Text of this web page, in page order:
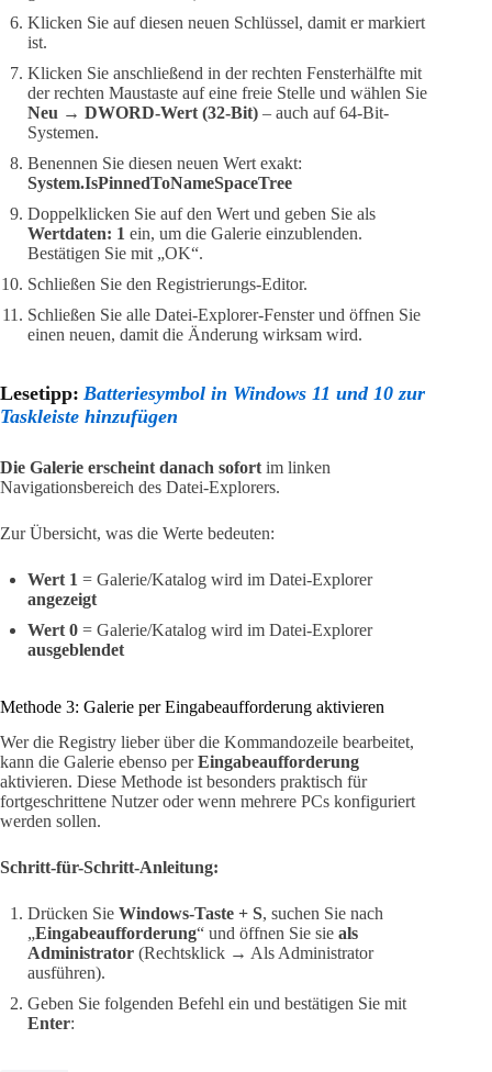
Klicken Sie auf diesen neuen Schlüssel, damit er markiert
ist.
Klicken Sie anschließend in der rechten Fensterhälfte mit
der rechten Maustaste auf eine freie Stelle und wählen Sie
Neu → DWORD-Wert (32-Bit) – auch auf 64-Bit-
Systemen.
Benennen Sie diesen neuen Wert exakt:
System.IsPinnedToNameSpaceTree
Doppelklicken Sie auf den Wert und geben Sie als
Wertdaten: 1 ein, um die Galerie einzublenden.
Bestätigen Sie mit „OK“.
Schließen Sie den Registrierungs-Editor.
Schließen Sie alle Datei-Explorer-Fenster und öffnen Sie
einen neuen, damit die Änderung wirksam wird.
Lesetipp: Batteriesymbol in Windows 11 und 10 zur
Taskleiste hinzufügen
Die Galerie erscheint danach sofort im linken
Navigationsbereich des Datei-Explorers.
Zur Übersicht, was die Werte bedeuten:
Wert 1 = Galerie/Katalog wird im Datei-Explorer
angezeigt
Wert 0 = Galerie/Katalog wird im Datei-Explorer
ausgeblendet
Methode 3: Galerie per Eingabeaufforderung aktivieren
Wer die Registry lieber über die Kommandozeile bearbeitet,
kann die Galerie ebenso perEingabeaufforderung
aktivieren. Diese Methode ist besonders praktisch für
fortgeschrittene Nutzer oder wenn mehrere PCs konfiguriert
werden sollen.
Schritt-für-Schritt-Anleitung:
Drücken Sie Windows-Taste + S, suchen Sie nach
„Eingabeaufforderung“ und öffnen Sie sie als
Administrator (Rechtsklick → Als Administrator
ausführen).
Geben Sie folgenden Befehl ein und bestätigen Sie mit
Enter: